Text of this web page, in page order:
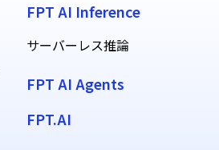
FPT AI Inference
サーバーレス推論
FPT AI Agents
FPT.AI